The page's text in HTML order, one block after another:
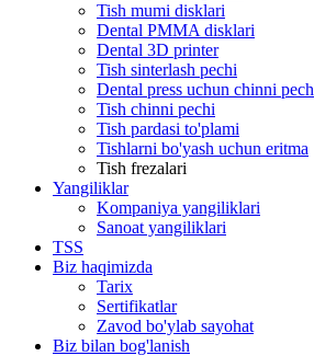
Tish mumi disklari
Dental PMMA disklari
Dental 3D printer
Tish sinterlash pechi
Dental press uchun chinni pech
Tish chinni pechi
Tish pardasi to'plami
Tishlarni bo'yash uchun eritma
Tish frezalari
Yangiliklar
Kompaniya yangiliklari
Sanoat yangiliklari
TSS
Biz haqimizda
Tarix
Sertifikatlar
Zavod bo'ylab sayohat
Biz bilan bog'lanish